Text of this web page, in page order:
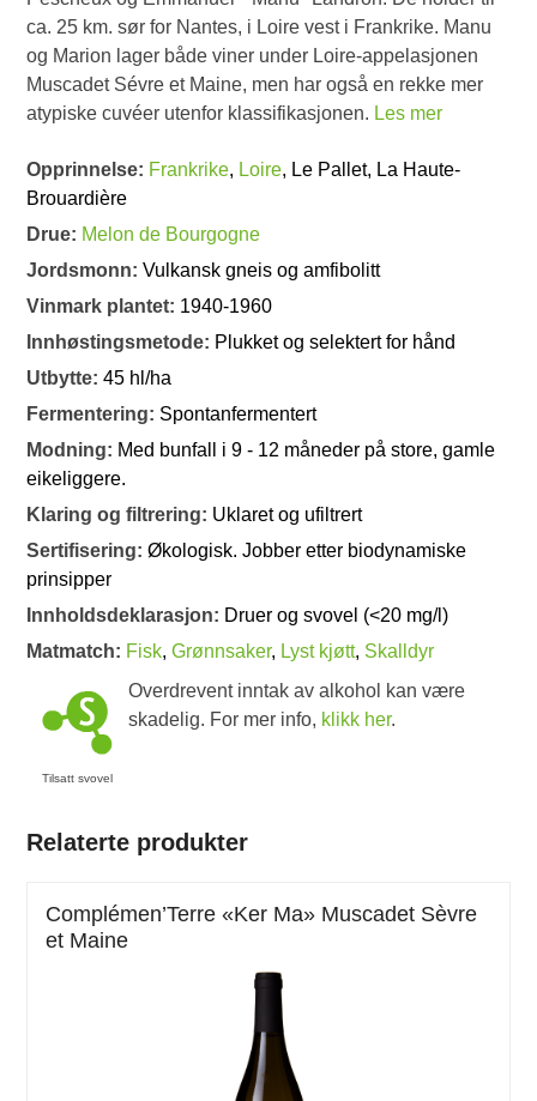
ca. 25 km. sør for Nantes, i Loire vest i Frankrike. Manu
og Marion lager både viner under Loire-appelasjonen
Muscadet Sévre et Maine, men har også en rekke mer
atypiske cuvéer utenfor klassifikasjonen. Les mer
Opprinnelse: Frankrike, Loire, Le Pallet, La Haute-
Brouardière
Drue: Melon de Bourgogne
Jordsmonn:Vulkansk gneis og amfibolitt
Vinmark plantet: 1940-1960
Innhøstingsmetode: Plukket og selektert for hånd
Utbytte:45 hl/ha
Fermentering: Spontanfermentert
Modning: Med bunfall i 9 - 12 måneder på store, gamle
eikeliggere.
Klaring og filtrering: Uklaret og ufiltrert
Sertifisering:Økologisk. Jobber etter biodynamiske
prinsipper
Innholdsdeklarasjon: Druer og svovel (<20 mg/l)
Matmatch: Fisk,Grønnsaker, Lyst kjøtt, Skalldyr
Tilsatt svovel
Overdrevent inntak av alkohol kan være
skadelig. For mer info, klikk her.
Relaterte produkter
Complémen’Terre «Ker Ma» Muscadet Sèvre
et Maine